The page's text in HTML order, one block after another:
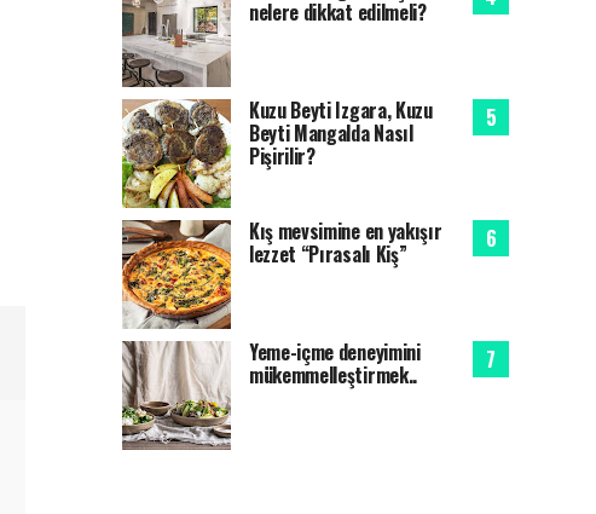
nelere dikkat edilmeli?
Kuzu Beyti Izgara, Kuzu
Beyti Mangalda Nasıl
Pişirilir?
Kış mevsimine en yakışır
lezzet “Pırasalı Kiş”
Yeme-içme deneyimini
mükemmelleştirmek..